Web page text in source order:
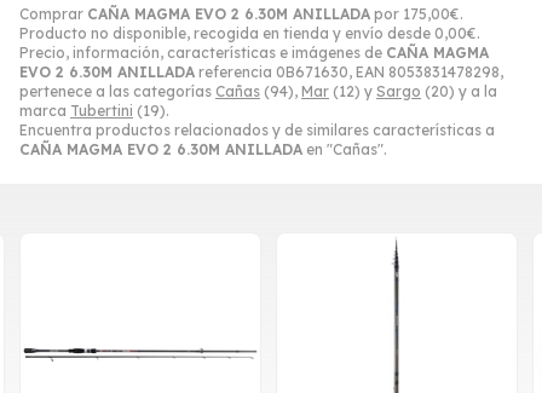
Comprar CAÑA MAGMA EVO 2 6.30M ANILLADA por 175,00€.
Producto no disponible, recogida en tienda y envío desde 0,00€.
Precio, información, características e imágenes de CAÑA MAGMA
EVO 2 6.30M ANILLADA referencia 0B671630, EAN 8053831478298,
pertenece a las categorías Cañas (94), Mar (12) y Sargo (20) y a la
marca Tubertini (19).
Encuentra productos relacionados y de similares características a
CAÑA MAGMA EVO 2 6.30M ANILLADA en "Cañas".